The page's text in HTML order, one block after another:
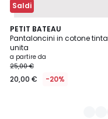
Saldi
PETIT BATEAU
Pantaloncini in cotone tinta
unita
a partire da
25,00 €
20,00 € -20%
2
Colori